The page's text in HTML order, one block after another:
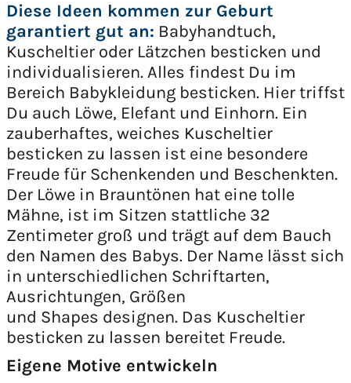
Diese Ideen kommen zur Geburt
garantiert gut an: Babyhandtuch,
Kuscheltier oder Lätzchen besticken und
individualisieren. Alles findest Du im
Bereich Babykleidung besticken. Hier triffst
Du auch Löwe, Elefant und Einhorn. Ein
zauberhaftes, weiches Kuscheltier
besticken zu lassen ist eine besondere
Freude für Schenkenden und Beschenkten.
Der Löwe in Brauntönen hat eine tolle
Mähne, ist im Sitzen stattliche 32
Zentimeter groß und trägt auf dem Bauch
den Namen des Babys. Der Name lässt sich
in unterschiedlichen Schriftarten,
Ausrichtungen, Größen
und Shapes designen. Das Kuscheltier
besticken zu lassen bereitet Freude.
Eigene Motive entwickeln